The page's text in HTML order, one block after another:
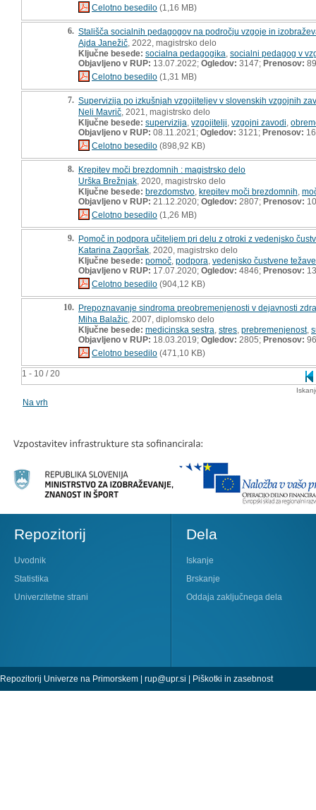
1 - 10 / 20
Celotno besedilo (1,16 MB)
6. Stališča socialnih pedagogov na področju vzgoje in
Ajda Janežič , 2022, magistrsko delo
Ključne besede: socialna pedagogika socialni pedagog v
Objavljeno v RUP: 13.07.2022; Ogledov: 3147; Prenosov: 89
Celotno besedilo (1,31 MB)
7. Supervizija po izkušnjah vzgojiteljev v slovenskih vzgojnih
Neli Mavrič , 2021, magistrsko delo
Ključne besede: supervizija vzgojitelji vzgojni zavodi
Objavljeno v RUP: 08.11.2021; Ogledov: 3121; Prenosov:
Celotno besedilo (898,92 KB)
8. Krepitev moči brezdomnih : magistrsko delo
Urška Brežnjak , 2020, magistrsko delo
Ključne besede: brezdomstvo krepitev moči brezdomnih
Objavljeno v RUP: 21.12.2020; Ogledov: 2807; Prenosov:
Celotno besedilo (1,26 MB)
9. Pomoč in podpora učiteljem pri delu z otroki z vedenjsko
Katarina Zagoršak , 2020, magistrsko delo
Ključne besede: pomoč podpora vedenjsko čustvene težave
Objavljeno v RUP: 17.07.2020; Ogledov: 4846; Prenosov:
Celotno besedilo (904,12 KB)
10. Prepoznavanje sindroma preobremenjenosti v dejavnosti
Miha Balažic , 2007, diplomsko delo
Ključne besede: medicinska sestra stres prebremenjenost,
Objavljeno v RUP: 18.03.2019; Ogledov: 2805; Prenosov: 96
Celotno besedilo (471,10 KB)
Na vrh
Repozitorij
Uvodnik
Statistika
Univerzitetne strani
Dela
Iskanje
Brskanje
Oddaja zaključnega dela
Repozitorij Univerze na Primorskem | rup@upr.si | Piškotki in zasebnost